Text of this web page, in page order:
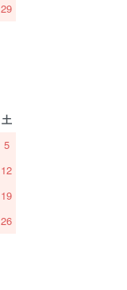
29
土
5
12
19
26